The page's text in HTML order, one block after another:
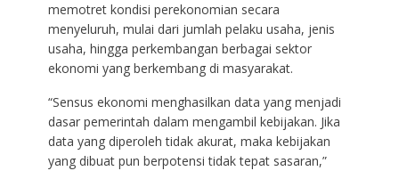
memotret kondisi perekonomian secara
menyeluruh, mulai dari jumlah pelaku usaha, jenis
usaha, hingga perkembangan berbagai sektor
ekonomi yang berkembang di masyarakat.
“Sensus ekonomi menghasilkan data yang menjadi
dasar pemerintah dalam mengambil kebijakan. Jika
data yang diperoleh tidak akurat, maka kebijakan
yang dibuat pun berpotensi tidak tepat sasaran,”